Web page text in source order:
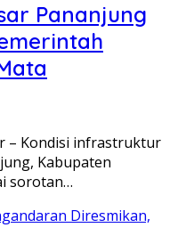
Pananjung
– Kondisi infrastruktur
Kabupaten
sorotan…